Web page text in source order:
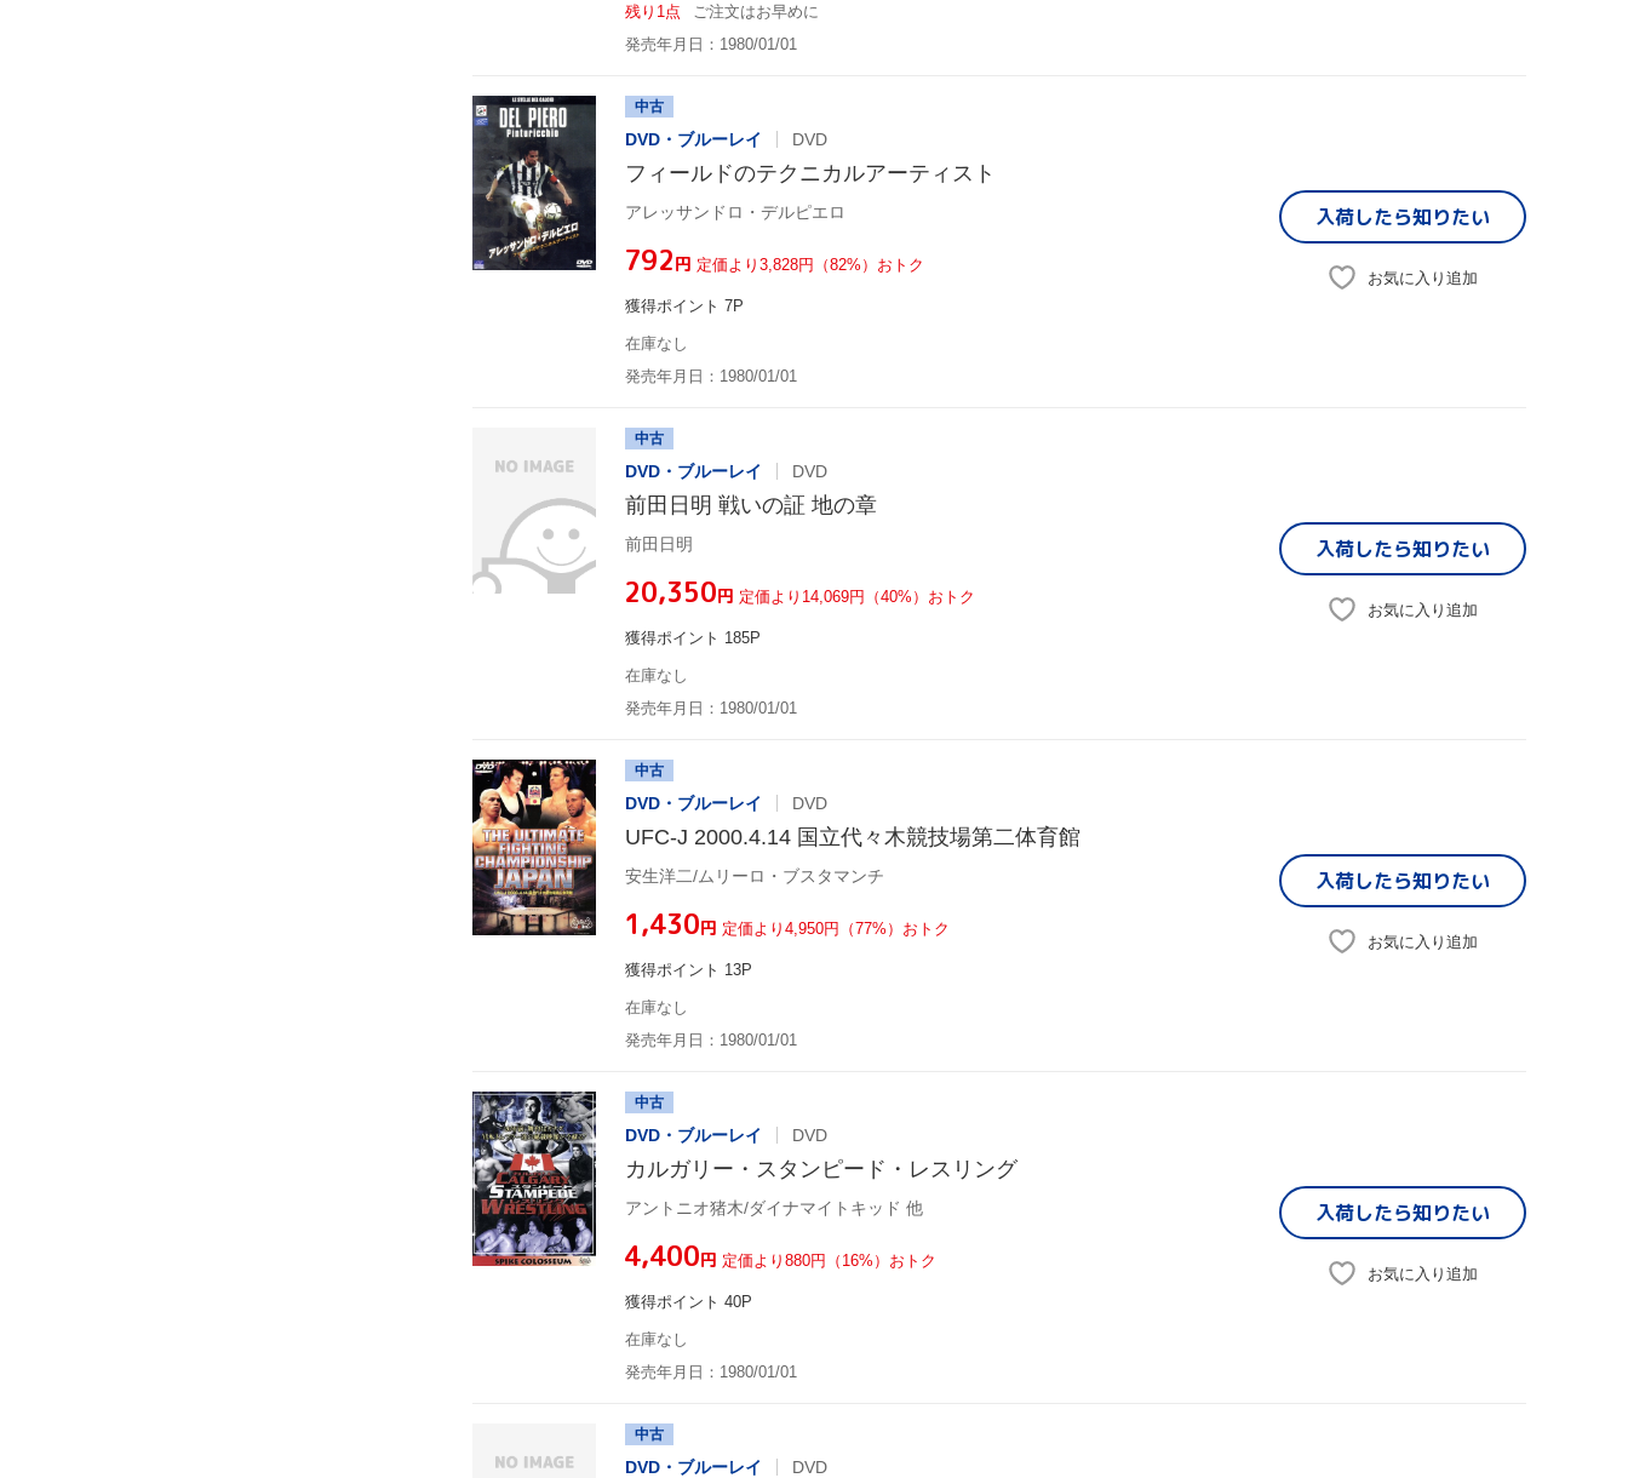
残り1点
ご注文はお早めに
発売年月日：1980/01/01
中古
DVD・ブルーレイ DVD
フィールドのテクニカルアーティスト
アレッサンドロ・デルピエロ
¥792円 定価より3,828円（82%）おトク
獲得ポイント 7P
在庫なし
発売年月日：1980/01/01
入荷したら知りたい
お気に入り追加
中古
DVD・ブルーレイ DVD
前田日明 戦いの証 地の章
前田日明
¥20,350円 定価より14,069円（40%）おトク
獲得ポイント 185P
在庫なし
発売年月日：1980/01/01
入荷したら知りたい
お気に入り追加
中古
DVD・ブルーレイ DVD
UFC-J 2000.4.14 国立代々木競技場第二体育館
安生洋二/ムリーロ・ブスタマンチ
¥1,430円 定価より4,950円（77%）おトク
獲得ポイント 13P
在庫なし
発売年月日：1980/01/01
入荷したら知りたい
お気に入り追加
中古
DVD・ブルーレイ DVD
カルガリー・スタンピード・レスリング
アントニオ猪木/ダイナマイトキッド 他
¥4,400円 定価より880円（16%）おトク
獲得ポイント 40P
在庫なし
発売年月日：1980/01/01
入荷したら知りたい
お気に入り追加
中古
DVD・ブルーレイ DVD